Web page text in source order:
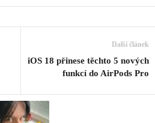
Další článek
iOS 18 přinese těchto 5 nových
funkcí do AirPods Pro